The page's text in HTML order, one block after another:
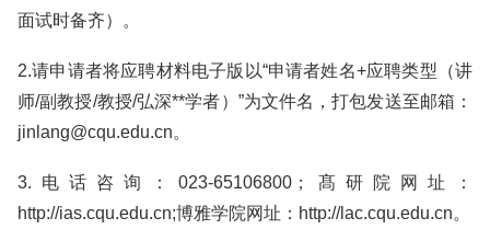
面试时备齐）。
2.请申请者将应聘材料电子版以“申请者姓名+应聘类型（讲
师/副教授/教授/弘深**学者）”为文件名，打包发送至邮箱：
jinlang@cqu.edu.cn。
3.电话咨询：023-65106800；髙研院网址：
http://ias.cqu.edu.cn;博雅学院网址：http://lac.cqu.edu.cn。